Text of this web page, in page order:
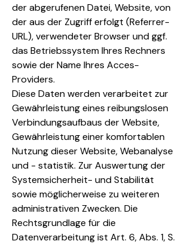
der abgerufenen Datei, Website, von
der aus der Zugriff erfolgt (Referrer-
URL), verwendeter Browser und ggf.
das Betriebssystem Ihres Rechners
sowie der Name Ihres Acces-
Providers.
Diese Daten werden verarbeitet zur
Gewährleistung eines reibungslosen
Verbindungsaufbaus der Website,
Gewährleistung einer komfortablen
Nutzung dieser Website, Webanalyse
und - statistik. Zur Auswertung der
Systemsicherheit- und Stabilität
sowie möglicherweise zu weiteren
administrativen Zwecken. Die
Rechtsgrundlage für die
Datenverarbeitung ist Art. 6, Abs. 1, S.